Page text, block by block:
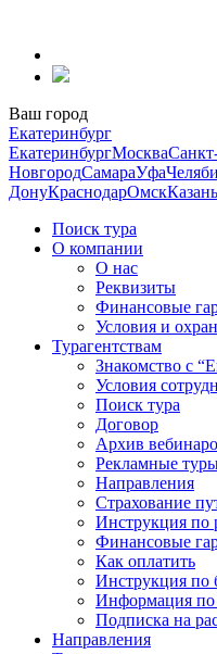
содержанию
Ваш город
Екатеринбург
ЕкатеринбургМосква
НовгородСамараУфа
ДонуКраснодарОмскКазань
Поиск тура
О компании
О нас
Реквизиты
Финансовые
Условия и
Турагентствам
Знакомство с
Условия
Поиск тура
Договор
Архив
Рекламные
Направления
Страхование
Инструкция по
Финансовые
Как оплатить
Инструкция по
Информация по
Подписка на
Направления